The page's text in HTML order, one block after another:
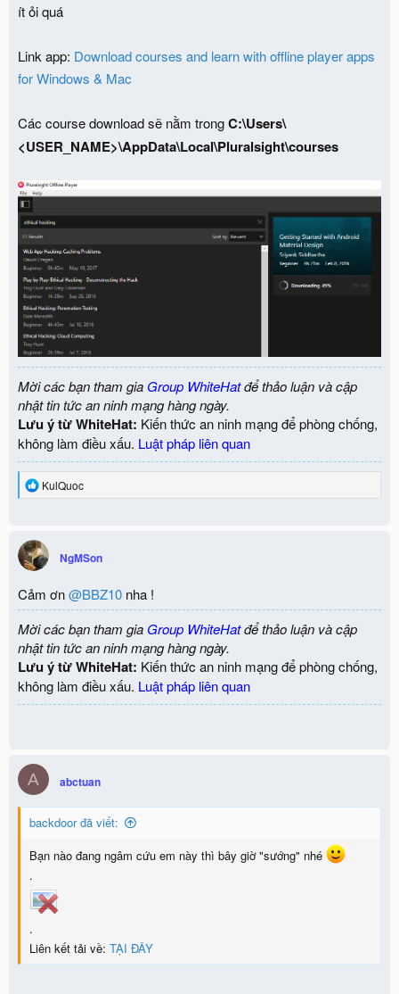
ít ỏi quá
Link app: Download courses and learn with offline player apps
for Windows & Mac
Các course download sẽ nằm trongC:\Users\
<USER_NAME>\AppData\Local\Pluralsight\courses
Mời các bạn tham gia Group WhiteHatđể thảo luận và cập
nhật tin tức an ninh mạng hàng ngày.
Lưu ý từ WhiteHat: Kiến thức an ninh mạng để phòng chống,
không làm điều xấu. Luật pháp liên quan
R
t
i
o
s
:
KulQuoc
NgMSon
Cảm ơn@BBZ10 nha !
Mời các bạn tham gia Group WhiteHatđể thảo luận và cập
nhật tin tức an ninh mạng hàng ngày.
Lưu ý từ WhiteHat: Kiến thức an ninh mạng để phòng chống,
không làm điều xấu. Luật pháp liên quan
A abctuan
backdoor đã viết:
Bạn nào đang ngâm cứu em này thì bây giờ "sướng" nhé
.
.
Liên kết tải về: TẠI ĐÂY